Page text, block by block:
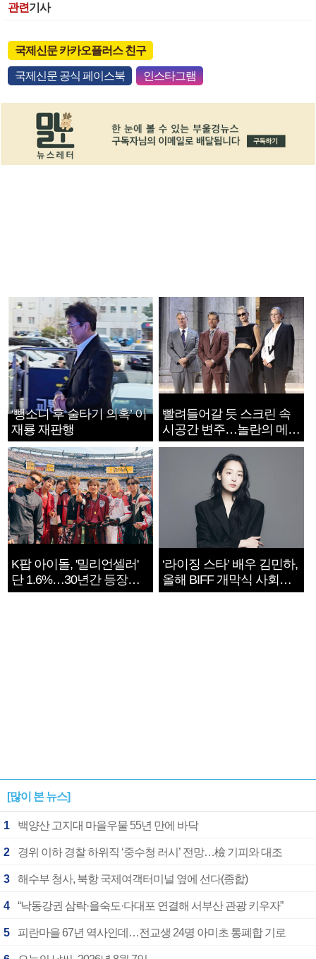
관련기사
국제신문 카카오플러스 친구
국제신문 공식 페이스북 인스타그램
‘뺑소니 후 술타기 의혹’ 이
재룡 재판행
빨려들어갈 듯 스크린 속
시공간 변주…놀란의 메시
지는 ‘전쟁 속죄’
K팝 아이돌, '밀리언셀러'
단 1.6%…30년간 등장
1182개팀 전수조사
‘라이징 스타’ 배우 김민하,
올해 BIFF 개막식 사회자
확정
[많이 본 뉴스]
1 백양산 고지대 마을우물 55년 만에 바닥
2 경위 이하 경찰 하위직 ‘중수청 러시’ 전망…檢 기피와 대조
3 해수부 청사, 북항 국제여객터미널 옆에 선다(종합)
4 “낙동강권 삼락·을숙도·다대포 연결해 서부산 관광 키우자”
5 피란마을 67년 역사인데…전교생 24명 아미초 통폐합 기로